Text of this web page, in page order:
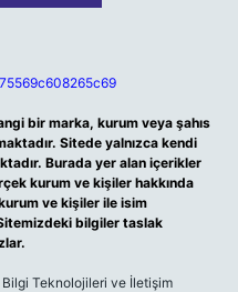
bir marka, kurum veya şahıs
Sitede yalnızca kendi
Burada yer alan içerikler
kurum ve kişiler hakkında
ve kişiler ile isim
bilgiler taslak
Bilgi Teknolojileri ve İletişim